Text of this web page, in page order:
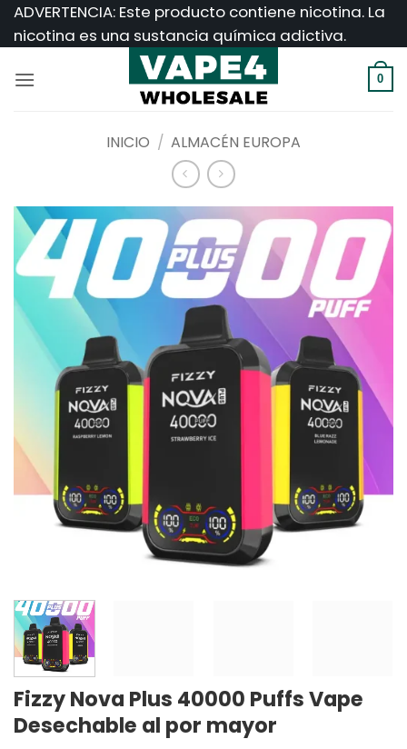
Saltar
ADVERTENCIA: Este producto contiene nicotina. La
nicotina es una sustancia química adictiva.
0
INICIO / ALMACÉN EUROPA
Fizzy Nova Plus 40000 Puffs Vape
Desechable al por mayor